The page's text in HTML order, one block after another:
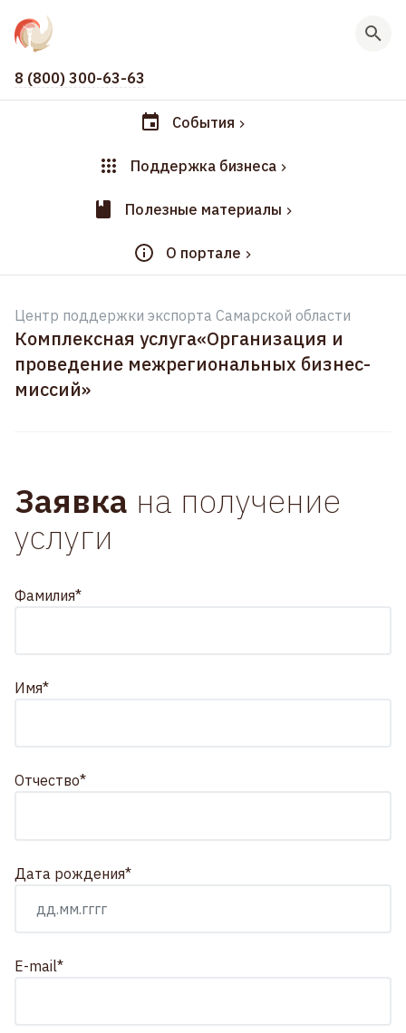
8 (800) 300-63-63
События
Поддержка бизнеса
Полезные материалы
О портале
Центр поддержки экспорта Самарской области
Комплексная услуга«Организация и
проведение межрегиональных бизнес-
миссий»
Заявка на получение
услуги
Фамилия*
Имя*
Отчество*
Дата рождения*
E-mail*